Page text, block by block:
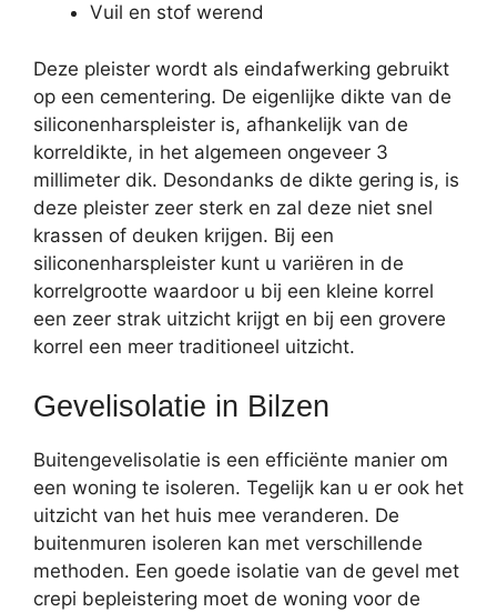
Vuil en stof werend
Deze pleister wordt als eindafwerking gebruikt
op een cementering. De eigenlijke dikte van de
siliconenharspleister is, afhankelijk van de
korreldikte, in het algemeen ongeveer 3
millimeter dik. Desondanks de dikte gering is, is
deze pleister zeer sterk en zal deze niet snel
krassen of deuken krijgen. Bij een
siliconenharspleister kunt u variëren in de
korrelgrootte waardoor u bij een kleine korrel
een zeer strak uitzicht krijgt en bij een grovere
korrel een meer traditioneel uitzicht.
Gevelisolatie in Bilzen
Buitengevelisolatie is een efficiënte manier om
een woning te isoleren. Tegelijk kan u er ook het
uitzicht van het huis mee veranderen. De
buitenmuren isoleren kan met verschillende
methoden. Een goede isolatie van de gevel met
crepi bepleistering moet de woning voor de